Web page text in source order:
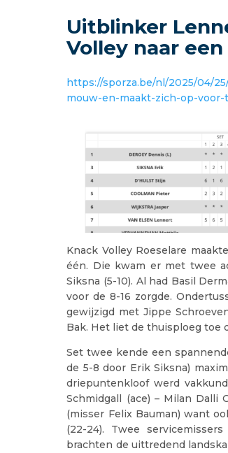
Uitblinker
Volley naar
https://sporza.be/nl/2025/04/
mouw-en-maakt-zich-op-voor-
Knack Volley Roeselare
één. Die kwam er met twee
Siksna (5-10). Al had Basil
voor de 8-16 zorgde.
gewijzigd met Jippe
Bak. Het liet de thuisploeg toe
Set twee kende een
de 5-8 door Erik Siksna)
driepuntenkloof werd
Schmidgall (ace) – Milan Dalli
(misser Felix Bauman) want
(22-24). Twee
brachten de uittredend